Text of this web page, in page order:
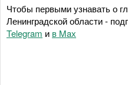
Чтобы первыми узнавать о
Ленинградской области -
Telegram и в Maх